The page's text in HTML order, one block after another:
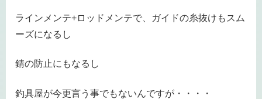
ラインメンテ+ロッドメンテで、ガイドの糸抜けもスム
ーズになるし
錆の防止にもなるし
釣具屋が今更言う事でもないんですが・・・・